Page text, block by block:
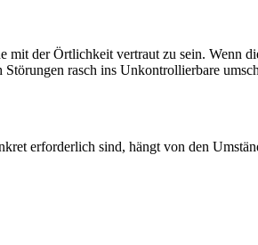
mit der Örtlichkeit vertraut zu sein. Wenn
rasch ins Unkontrollierbare
erforderlich sind, hängt von den